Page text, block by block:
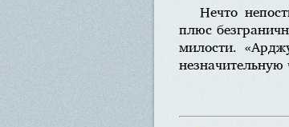
Нечто
плюс
милости.
незначительную